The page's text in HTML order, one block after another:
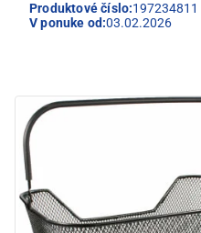
Produktové číslo:197234811
V ponuke od:03.02.2026